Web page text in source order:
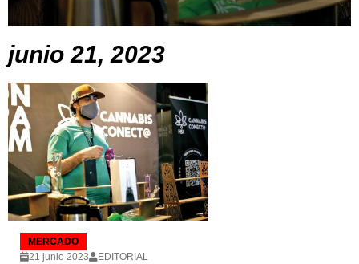
junio 21, 2023
MERCADO
21 junio 2023
EDITORIAL